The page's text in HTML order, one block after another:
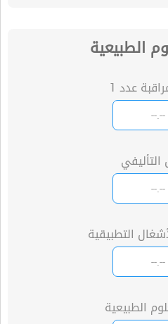
الطبيعية
عدد 1
التطبيقية
الطبيعية